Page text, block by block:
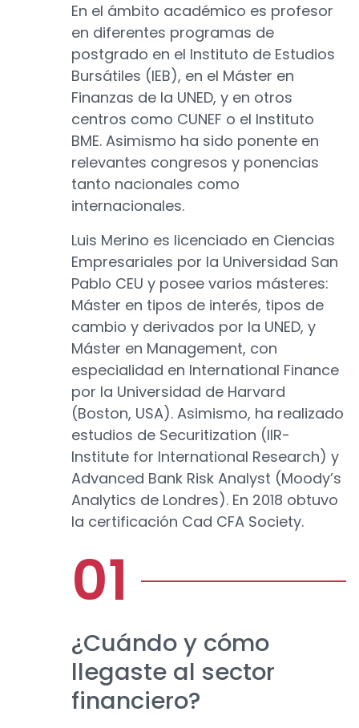
En el ámbito académico es profesor
en diferentes programas de
postgrado en el Instituto de Estudios
Bursátiles (IEB), en el Máster en
Finanzas de la UNED, y en otros
centros como CUNEF o el Instituto
BME. Asimismo ha sido ponente en
relevantes congresos y ponencias
tanto nacionales como
internacionales.
Luis Merino es licenciado en Ciencias
Empresariales por la Universidad San
Pablo CEU y posee varios másteres:
Máster en tipos de interés, tipos de
cambio y derivados por la UNED, y
Máster en Management, con
especialidad en International Finance
por la Universidad de Harvard
(Boston, USA). Asimismo, ha realizado
estudios de Securitization (IIR-
Institute for International Research) y
Advanced Bank Risk Analyst (Moody’s
Analytics de Londres). En 2018 obtuvo
la certificación Cad CFA Society.
¿Cuándo y cómo
llegaste al sector
financiero?